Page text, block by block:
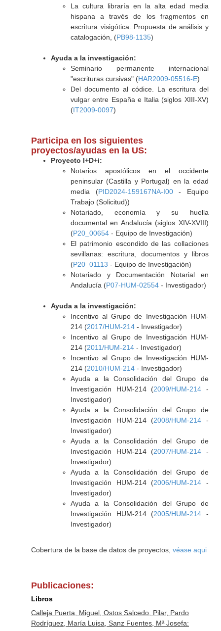
La cultura libraría en la alta edad media
hispana a través de los fragmentos en
escritura visigótica. Propuesta de análisis y
catalogación, (PB98-1135)
Ayuda a la investigación:
Seminario permanente internacional
"escrituras cursivas" (HAR2009-05516-E)
Del documento al códice. La escritura del
vulgar entre España e Italia (siglos XIII-XV)
(IT2009-0097)
Participa en los siguientes
proyectos/ayudas en la US:
Proyecto I+D+i:
Notarios apostólicos en el occidente
peninsular (Castilla y Portugal) en la edad
media (PID2024-159167NA-I00- Equipo
Trabajo (Solicitud))
Notariado, economía y su huella
documental en Andalucía (siglos XIV-XVIII)
(P20_00654- Equipo de Investigación)
El patrimonio escondido de las collaciones
sevillanas: escritura, documentos y libros
(P20_01113 - Equipo de Investigación)
Notariado y Documentación Notarial en
Andalucía (P07-HUM-02554- Investigador)
Ayuda a la investigación:
Incentivo al Grupo de Investigación HUM-
214 (2017/HUM-214- Investigador)
Incentivo al Grupo de Investigación HUM-
214 (2011/HUM-214- Investigador)
Incentivo al Grupo de Investigación HUM-
214 (2010/HUM-214- Investigador)
Ayuda a la Consolidación del Grupo de
Investigación HUM-214 (2009/HUM-214 -
Investigador)
Ayuda a la Consolidación del Grupo de
Investigación HUM-214 (2008/HUM-214 -
Investigador)
Ayuda a la Consolidación del Grupo de
Investigación HUM-214 (2007/HUM-214 -
Investigador)
Ayuda a la Consolidación del Grupo de
Investigación HUM-214 (2006/HUM-214 -
Investigador)
Ayuda a la Consolidación del Grupo de
Investigación HUM-214 (2005/HUM-214 -
Investigador)
Cobertura de la base de datos de proyectos, véase aqui
Publicaciones:
Libros
Calleja Puerta, Miguel, Ostos Salcedo, Pilar, Pardo
Rodríguez, María Luisa, Sanz Fuentes, Mª Josefa: